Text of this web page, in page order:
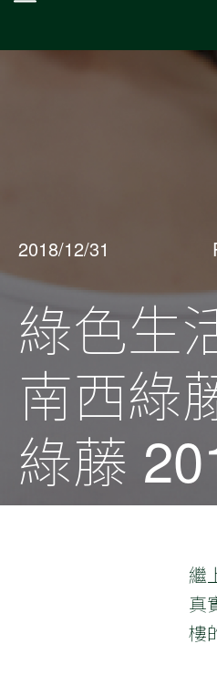
2018/12/31
綠色生
南西綠
綠藤
繼
真
樓